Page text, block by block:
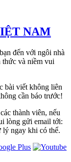
NAM
đến với ngôi nhà
thức và niềm vui
bài viết không liên
cần báo trước!
thành viên, nếu
lòng gửi email tới:
lý ngay khi có thể.